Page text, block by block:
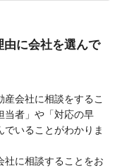
に会社を選んで
会社に相談をするこ
当者」や「対応の早
いることがわかりま
社に相談することをお